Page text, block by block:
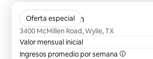
Oferta especial
Creekside South
3400 McMillen Road, Wylie, TX
Valor mensual inicial
Ingresos promedio por semana